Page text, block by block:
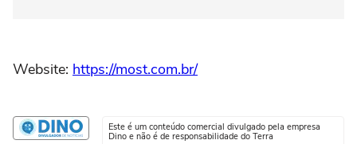
Website: https://most.com.br/
Este é um conteúdo comercial divulgado pela empresa
Dino e não é de responsabilidade do Terra